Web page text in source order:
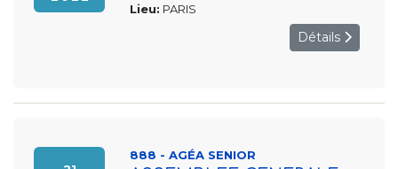
Lieu: PARIS
Détails
888 - AGÉA SENIOR